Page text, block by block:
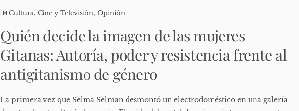
Cultura, Cine y Televisión,Opinión
Quién decide la imagen de las mujeres
Gitanas: Autoría, poder y resistencia frente al
antigitanismo de género
La primera vez que Selma Selman desmontó un electrodoméstico en una galería